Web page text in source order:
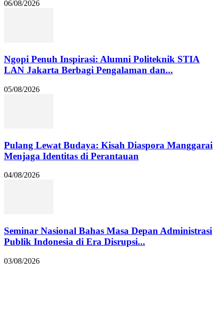
06/08/2026
Ngopi Penuh Inspirasi: Alumni Politeknik STIA
LAN Jakarta Berbagi Pengalaman dan...
05/08/2026
Pulang Lewat Budaya: Kisah Diaspora Manggarai
Menjaga Identitas di Perantauan
04/08/2026
Seminar Nasional Bahas Masa Depan Administrasi
Publik Indonesia di Era Disrupsi...
03/08/2026